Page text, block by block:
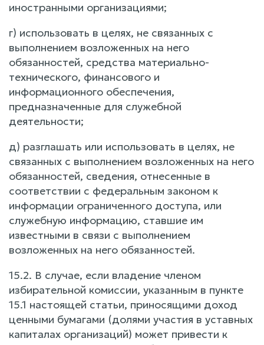
иностранными организациями;
г) использовать в целях, не связанных с
выполнением возложенных на него
обязанностей, средства материально-
технического, финансового и
информационного обеспечения,
предназначенные для служебной
деятельности;
д) разглашать или использовать в целях, не
связанных с выполнением возложенных на него
обязанностей, сведения, отнесенные в
соответствии с федеральным законом к
информации ограниченного доступа, или
служебную информацию, ставшие им
известными в связи с выполнением
возложенных на него обязанностей.
15.2. В случае, если владение членом
избирательной комиссии, указанным в пункте
15.1 настоящей статьи, приносящими доход
ценными бумагами (долями участия в уставных
капиталах организаций) может привести к